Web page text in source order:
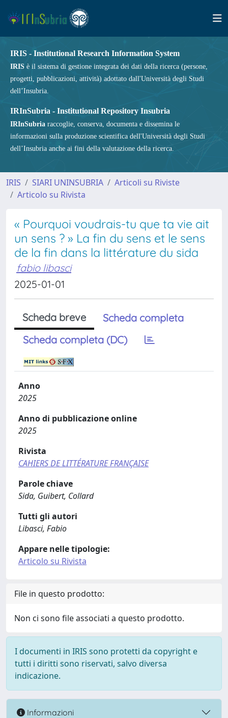
IRIS - Institutional Research Information System
IRIS è il sistema di gestione integrata dei dati della ricerca (persone,
progetti, pubblicazioni, attività) adottato dall'Università degli Studi
dell’Insubria.
IRInSubria - Institutional Repository Insubria
IRInSubria raccoglie, conserva, documenta e dissemina le
informazioni sulla produzione scientifica dell'Università degli Studi
dell’Insubria anche ai fini della valutazione della ricerca.
IRIS SIARI UNINSUBRIA
Articoli su Riviste
Articolo su Rivista
« Pourquoi voudrais-tu que ta vie ait
un sens ? » La fin du sens et le sens
de la fin dans la littérature du sida
fabio libasci
2025-01-01
Scheda breve
Scheda completa
Scheda completa (DC)
Anno
2025
Anno di pubblicazione online
2025
Rivista
CAHIERS DE LITTÉRATURE FRANÇAISE
Parole chiave
Sida, Guibert, Collard
Tutti gli autori
Libasci, Fabio
Appare nelle tipologie:
Articolo su Rivista
File in questo prodotto:
Non ci sono file associati a questo prodotto.
I documenti in IRIS sono protetti da copyright e
tutti i diritti sono riservati, salvo diversa
indicazione.
Informazioni